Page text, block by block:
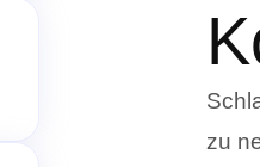
zu